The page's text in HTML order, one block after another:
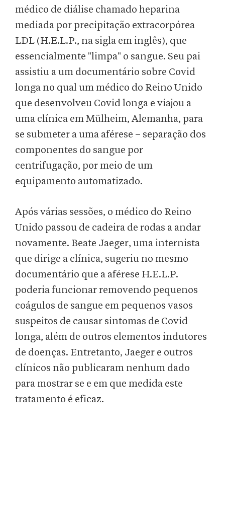
médico de diálise chamado heparina
mediada por precipitação extracorpórea
LDL (H.E.L.P., na sigla em inglês), que
essencialmente "limpa" o sangue. Seu pai
assistiu a um documentário sobre Covid
longa no qual um médico do Reino Unido
que desenvolveu Covid longa e viajou a
uma clínica em Mülheim, Alemanha, para
se submeter a uma aférese – separação dos
componentes do sangue por
centrifugação, por meio de um
equipamento automatizado.
Após várias sessões, o médico do Reino
Unido passou de cadeira de rodas a andar
novamente. Beate Jaeger, uma internista
que dirige a clínica, sugeriu no mesmo
documentário que a aférese H.E.L.P.
poderia funcionar removendo pequenos
coágulos de sangue em pequenos vasos
suspeitos de causar sintomas de Covid
longa, além de outros elementos indutores
de doenças. Entretanto, Jaeger e outros
clínicos não publicaram nenhum dado
para mostrar se e em que medida este
tratamento é eficaz.